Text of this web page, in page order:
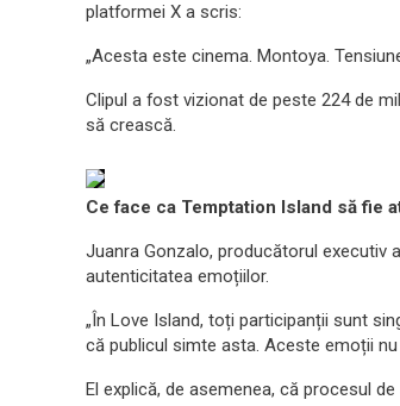
platformei X a scris:
„Acesta este cinema. Montoya.
Clipul a fost vizionat de peste 224 de
să crească.
Ce face ca Temptation Island să fie
Juanra Gonzalo, producătorul executiv
autenticitatea emoțiilor.
„În Love Island, toți participanții sunt
că publicul simte asta. Aceste emoții
El explică, de asemenea, că procesul